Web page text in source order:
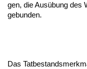
gen, die Ausübung des
ge­bun­den.
Das